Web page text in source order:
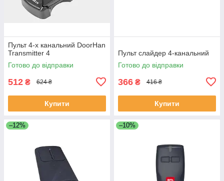
Пульт 4-х канальний DoorHan
Transmitter 4
Готово до відправки
512 ₴ 624 ₴
Купити
Пульт слайдер 4-канальний
Готово до відправки
366 ₴ 416 ₴
Купити
–12% –10%